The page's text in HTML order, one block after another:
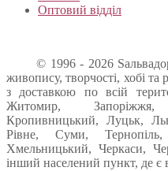
Оптовий відділ
© 1996 - 2026 Sальвадор
живопису, творчості, хобі та
з доставкою по всій
Житомир, Запоріжжя,
Кропивницький, Луцьк,
Рівне, Суми,
Хмельницький, Черкаси,
інший населений пункт, де є